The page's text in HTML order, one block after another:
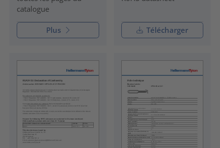
catalogue
Plus Télécharger